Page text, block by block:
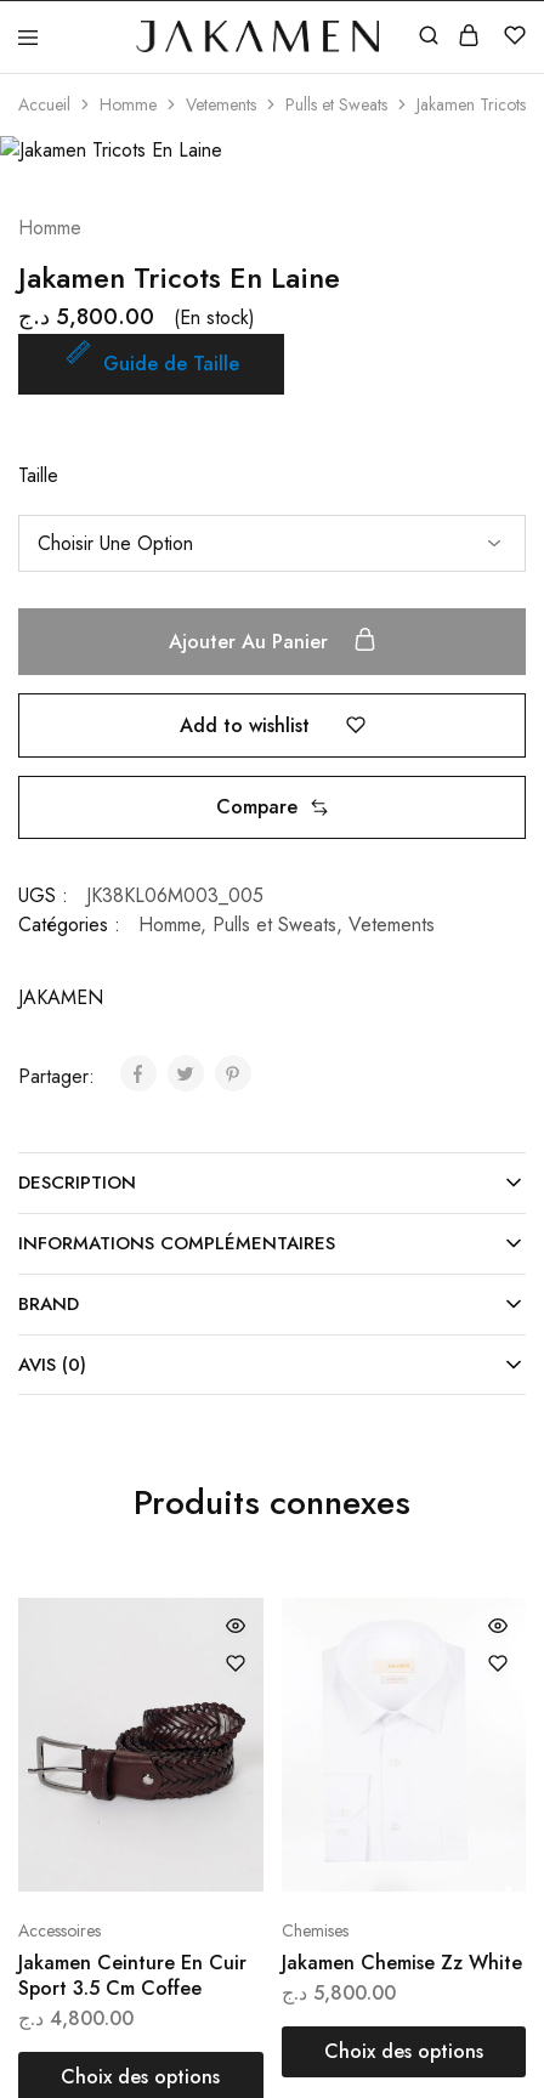
Jakamen
Algérie
Accueil Homme Vetements Pulls et Sweats Jakamen Tricots
Homme
Jakamen Tricots En Laine
5,800.00 د.ج
(En stock)
Guide de Taille
Taille
Ajouter Au Panier
Add to wishlist
Compare
UGS :
JK38KL06M003_005
Catégories :
Homme, Pulls et Sweats, Vetements
JAKAMEN
Partager:
DESCRIPTION
INFORMATIONS COMPLÉMENTAIRES
BRAND
AVIS (0)
Produits connexes
Accessoires
Jakamen Ceinture En Cuir
Sport 3.5 Cm Coffee
4,800.00 د.ج
Choix des options
Chemises
Jakamen Chemise Zz White
5,800.00 د.ج
Choix des options